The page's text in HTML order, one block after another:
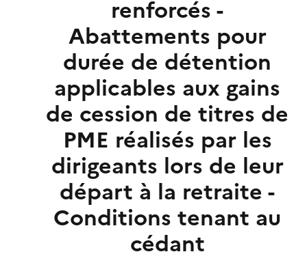
renforcés -
Abattements pour
durée de détention
applicables aux gains
de cession de titres de
PME réalisés par les
dirigeants lors de leur
départ à la retraite -
Conditions tenant au
cédant